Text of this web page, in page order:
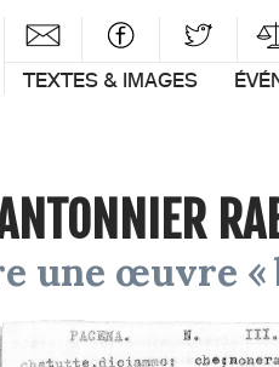
TEXTES & IMAGES
une œuvre «